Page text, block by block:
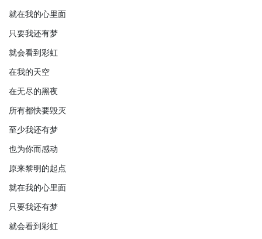
就在我的心里面
只要我还有梦
就会看到彩虹
在我的天空
在无尽的黑夜
所有都快要毁灭
至少我还有梦
也为你而感动
原来黎明的起点
就在我的心里面
只要我还有梦
就会看到彩虹